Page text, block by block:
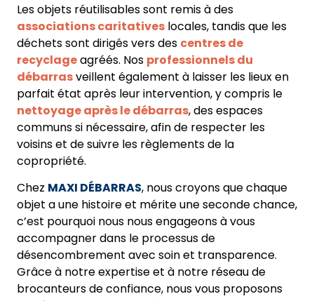
Les objets réutilisables sont remis à des
associations caritatives locales, tandis que les
déchets sont dirigés vers des centres de
recyclageagréés. Nos professionnels du
débarrasveillent également à laisser les lieux en
parfait état après leur intervention, y compris le
nettoyage après le débarras, des espaces
communs si nécessaire, afin de respecter les
voisins et de suivre les règlements de la
copropriété.
Chez MAXI DÉBARRAS, nous croyons que chaque
objet a une histoire et mérite une seconde chance,
c’est pourquoi nous nous engageons à vous
accompagner dans le processus de
désencombrement avec soin et transparence.
Grâce à notre expertise et à notre réseau de
brocanteurs de confiance, nous vous proposons